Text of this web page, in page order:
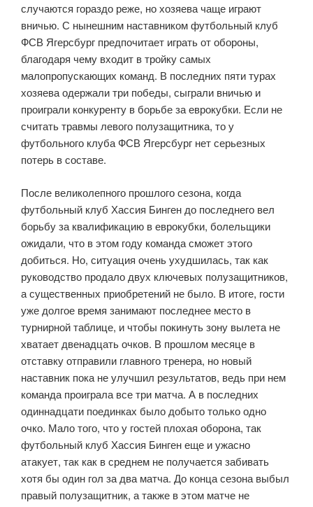
случаются гораздо реже, но хозяева чаще играют
вничью. С нынешним наставником футбольный клуб
ФСВ Ягерсбург предпочитает играть от обороны,
благодаря чему входит в тройку самых
малопропускающих команд. В последних пяти турах
хозяева одержали три победы, сыграли вничью и
проиграли конкуренту в борьбе за еврокубки. Если не
считать травмы левого полузащитника, то у
футбольного клуба ФСВ Ягерсбург нет серьезных
потерь в составе.
После великолепного прошлого сезона, когда
футбольный клуб Хассия Бинген до последнего вел
борьбу за квалификацию в еврокубки, болельщики
ожидали, что в этом году команда сможет этого
добиться. Но, ситуация очень ухудшилась, так как
руководство продало двух ключевых полузащитников,
а существенных приобретений не было. В итоге, гости
уже долгое время занимают последнее место в
турнирной таблице, и чтобы покинуть зону вылета не
хватает двенадцать очков. В прошлом месяце в
отставку отправили главного тренера, но новый
наставник пока не улучшил результатов, ведь при нем
команда проиграла все три матча. А в последних
одиннадцати поединках было добыто только одно
очко. Мало того, что у гостей плохая оборона, так
футбольный клуб Хассия Бинген еще и ужасно
атакует, так как в среднем не получается забивать
хотя бы один гол за два матча. До конца сезона выбыл
правый полузащитник, а также в этом матче не